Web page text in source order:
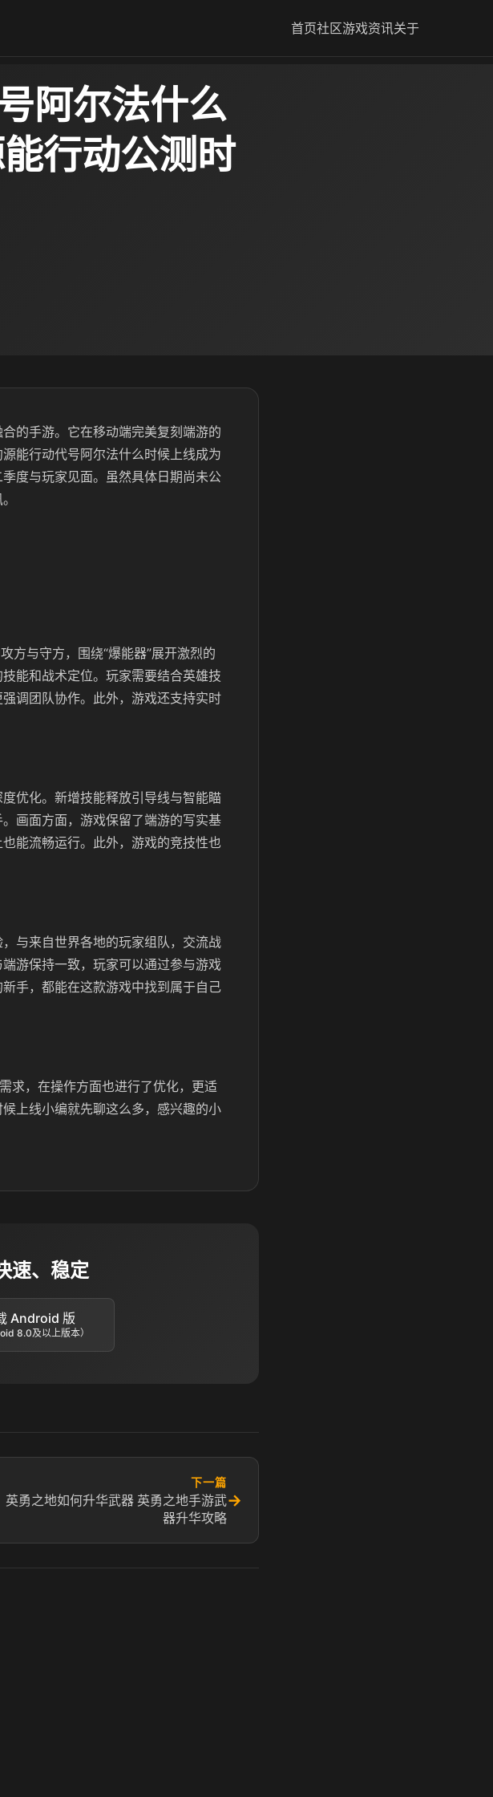
首页社区游戏资讯关于
阿尔法什么
行动公测时
的手游。它在移动端完美复刻端游的
能行动代号阿尔法什么时候上线成为
度与玩家见面。虽然具体日期尚未公
方与守方，围绕“爆能器”展开激烈的
能和战术定位。玩家需要结合英雄技
调团队协作。此外，游戏还支持实时
优化。新增技能释放引导线与智能瞄
画面方面，游戏保留了端游的写实基
能流畅运行。此外，游戏的竞技性也
与来自世界各地的玩家组队，交流战
游保持一致，玩家可以通过参与游戏
手，都能在这款游戏中找到属于自己
求，在操作方面也进行了优化，更适
上线小编就先聊这么多，感兴趣的小
速、稳定
Android 版
8.0及以上版本）
下一篇
英勇之地如何升华武器 英勇之地手游武
器升华攻略
→